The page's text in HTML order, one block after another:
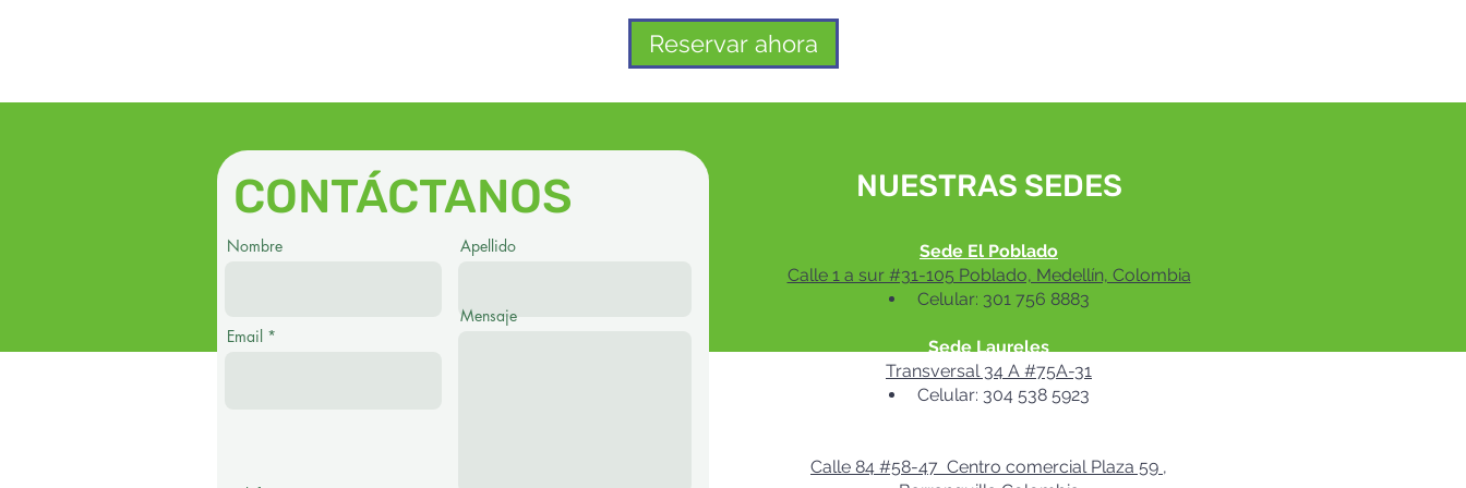
Reservar ahora
NUESTRAS SEDES
Sede El Poblado
Calle 1 a sur #31-105 Poblado, Medellín, Colombia
Celular: 301 756 8883
Sede Laureles
Transversal 34 A #75A-31
Celular: 304 538 5923
Calle 84 #58-47 Centro comercial Plaza 59 ,
CONTÁCTANOS
Nombre
Email
Apellido
Mensaje